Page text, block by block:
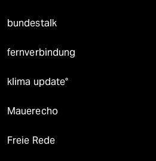
bundestalk
fernverbindung
klima update°
Mauerecho
Freie Rede